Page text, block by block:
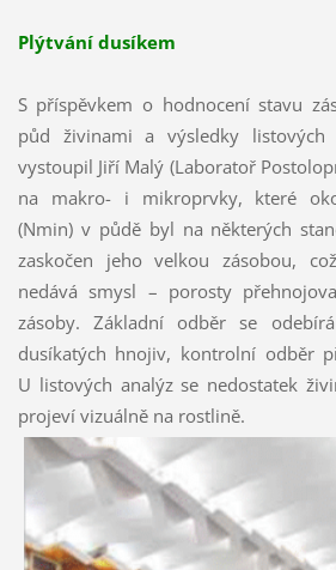
Plýtvání dusíkem
S příspěvkem o hodnocení stavu
půd živinami a výsledky
vystoupil Jiří Malý (Laboratoř
na makro- i mikroprvky, které
(Nmin) v půdě byl na některých
zaskočen jeho velkou zásobou,
nedává smysl – porosty
zásoby. Základní odběr se
dusíkatých hnojiv, kontrolní odběr
U listových analýz se nedostatek
projeví vizuálně na rostlině.